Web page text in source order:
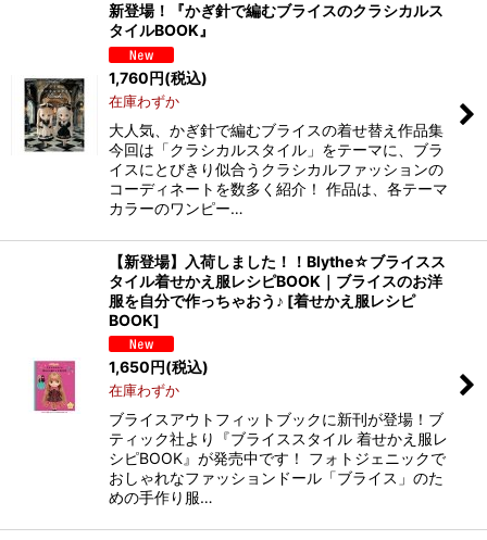
新登場！『かぎ針で編むブライスのクラシカルス
タイルBOOK』
1,760円(税込)
在庫わずか
大人気、かぎ針で編むブライスの着せ替え作品集
今回は「クラシカルスタイル」をテーマに、ブラ
イスにとびきり似合うクラシカルファッションの
コーディネートを数多く紹介！ 作品は、各テーマ
カラーのワンピー…
【新登場】入荷しました！！Blythe☆ブライスス
タイル着せかえ服レシピBOOK｜ブライスのお洋
服を自分で作っちゃおう♪ [着せかえ服レシピ
BOOK]
1,650円(税込)
在庫わずか
ブライスアウトフィットブックに新刊が登場！ブ
ティック社より『ブライススタイル 着せかえ服レ
シピBOOK』が発売中です！ フォトジェニックで
おしゃれなファッションドール「ブライス」のた
めの手作り服…